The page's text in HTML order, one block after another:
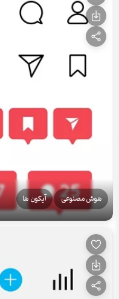
هوش مصنوعی آیکون ها